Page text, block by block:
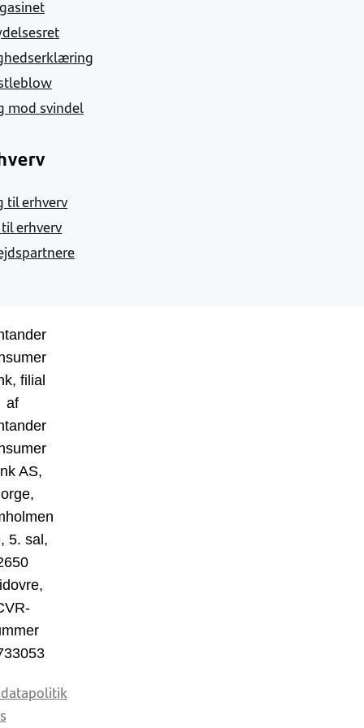
mod svindel
til erhverv
erhverv
filial
af
AS,
5. sal,